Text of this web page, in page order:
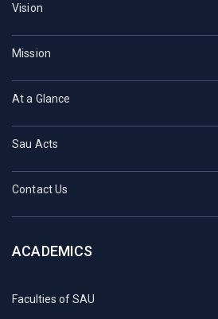
Vision
Mission
At a Glance
Sau Acts
Contact Us
ACADEMICS
Faculties of SAU